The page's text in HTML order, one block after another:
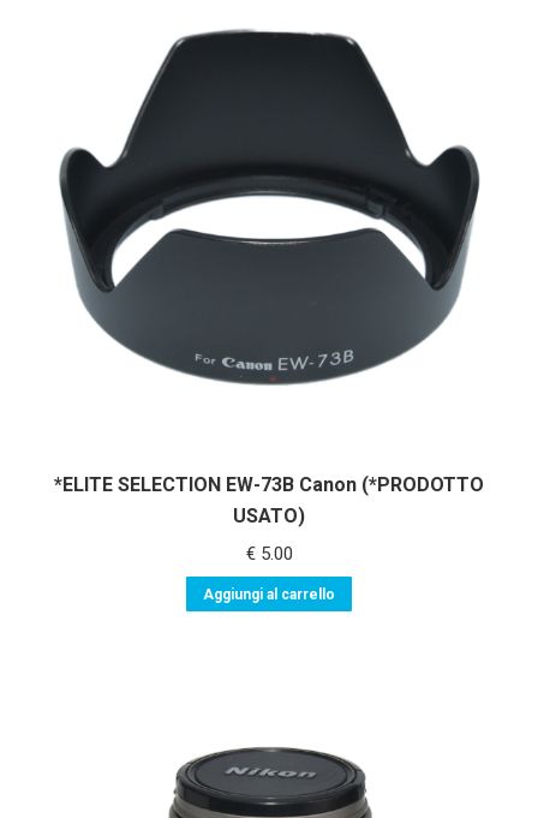
*ELITE SELECTION EW-73B Canon (*PRODOTTO
USATO)
€5.00
Aggiungi al carrello